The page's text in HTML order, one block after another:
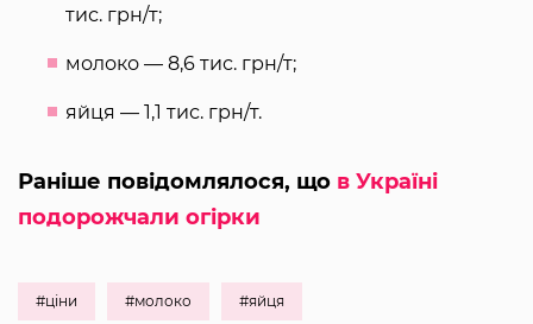
тис. грн/т;
молоко — 8,6 тис. грн/т;
яйця — 1,1 тис. грн/т.
Раніше повідомлялося, що в Україні
подорожчали огірки
#ціни #молоко #яйця